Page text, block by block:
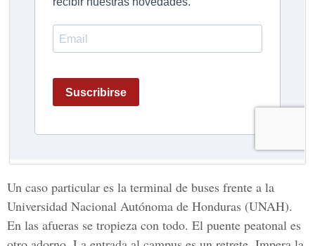
Un caso particular es la terminal de buses frente a la
Universidad Nacional Autónoma de Honduras (UNAH).
En las afueras se tropieza con todo. El puente peatonal es